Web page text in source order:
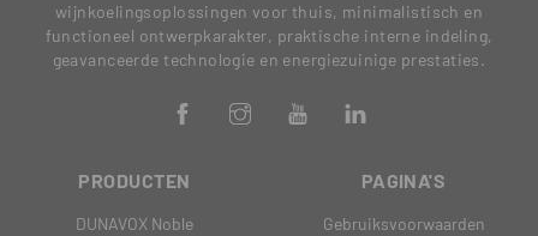
wijnkoelingsoplossingen voor thuis, minimalistisch en
functioneel ontwerpkarakter, praktische interne indeling,
geavanceerde technologie en energiezuinige prestaties.
PRODUCTEN
DUNAVOX Noble
PAGINA'S
Gebruiksvoorwaarden